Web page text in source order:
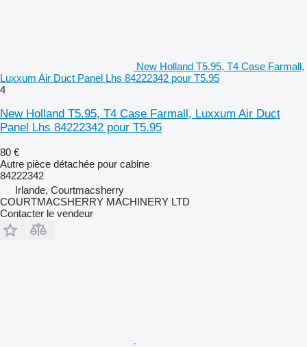
New Holland T5.95, T4 Case Farmall,
Luxxum Air Duct Panel Lhs 84222342 pour T5.95
4
New Holland T5.95, T4 Case Farmall, Luxxum Air Duct
Panel Lhs 84222342 pour T5.95
80 €
Autre pièce détachée pour cabine
84222342
Irlande, Courtmacsherry
COURTMACSHERRY MACHINERY LTD
Contacter le vendeur